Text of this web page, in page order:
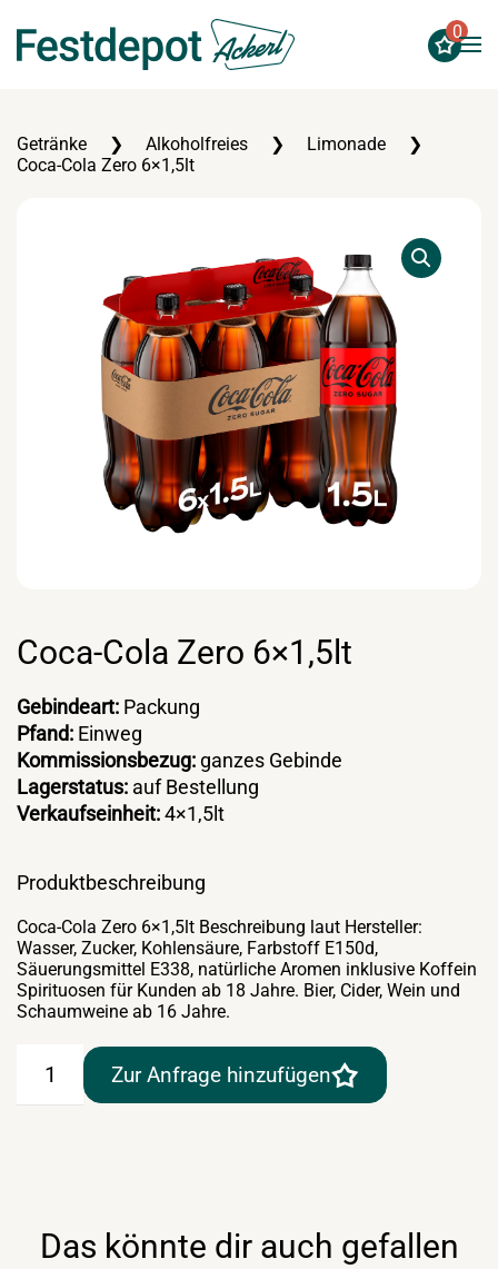
Zum Hauptinhalt springen
0
Getränke Alkoholfreies
Limonade
Coca-Cola Zero 6×1,5lt
Coca-Cola Zero 6×1,5lt
Gebindeart: Packung
Pfand: Einweg
Kommissionsbezug: ganzes Gebinde
Lagerstatus: auf Bestellung
Verkaufseinheit:4×1,5lt
Produktbeschreibung
Coca-Cola Zero 6×1,5lt Beschreibung laut Hersteller:
Wasser, Zucker, Kohlensäure, Farbstoff E150d,
Säuerungsmittel E338, natürliche Aromen inklusive Koffein
Spirituosen für Kunden ab 18 Jahre. Bier, Cider, Wein und
Schaumweine ab 16 Jahre.
Cola
Zur Anfrage hinzufügen
Das könnte dir auch gefallen